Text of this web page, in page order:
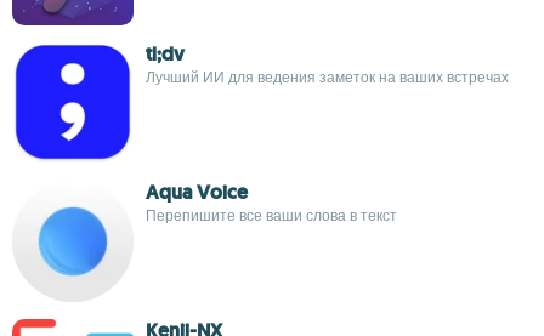
tl;dv
Лучший ИИ для ведения заметок на ваших встречах
Aqua Voice
Перепишите все ваши слова в текст
Kenji-NX